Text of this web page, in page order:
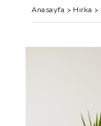
Anasayfa > Hırka >